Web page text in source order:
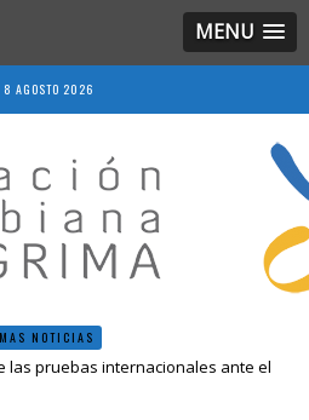
MENU
8 AGOSTO 2026
NOTICIAS
las pruebas internacionales ante el